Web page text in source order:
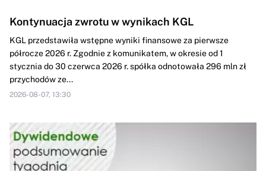
Kontynuacja zwrotu w wynikach KGL
KGL przedstawiła wstępne wyniki finansowe za pierwsze
półrocze 2026 r. Zgodnie z komunikatem, w okresie od 1
stycznia do 30 czerwca 2026 r. spółka odnotowała 296 mln zł
przychodów ze...
2026-08-07, 13:30